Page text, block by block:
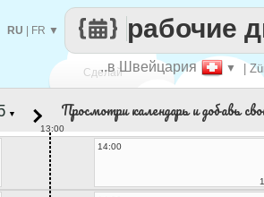
Сделай
..в Швейцария ▼ |
рабочие
RU FR ▼
▼ Просмотри календарь и добавь
13:00
14:00